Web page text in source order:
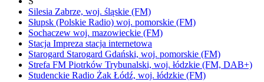
Silesia Zabrze, woj. śląskie (FM)
Słupsk (Polskie Radio) woj. pomorskie (FM)
Sochaczew woj. mazowieckie (FM)
Stacja Impreza stacja internetowa
Starogard Starogard Gdański, woj. pomorskie (FM)
Strefa FM Piotrków Trybunalski, woj. łódzkie (FM, DAB+)
Studenckie Radio Żak Łódź, woj. łódzkie (FM)